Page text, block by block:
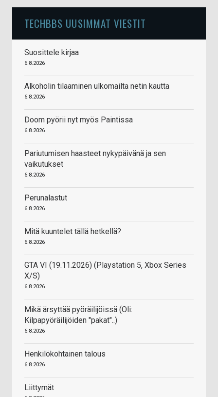
TECHBBS UUSIMMAT VIESTIT
Suosittele kirjaa
6.8.2026
Alkoholin tilaaminen ulkomailta netin kautta
6.8.2026
Doom pyörii nyt myös Paintissa
6.8.2026
Pariutumisen haasteet nykypäivänä ja sen
vaikutukset
6.8.2026
Perunalastut
6.8.2026
Mitä kuuntelet tällä hetkellä?
6.8.2026
GTA VI (19.11.2026) (Playstation 5, Xbox Series
X/S)
6.8.2026
Mikä ärsyttää pyöräilijöissä (Oli:
Kilpapyöräilijöiden "pakat"..)
6.8.2026
Henkilökohtainen talous
6.8.2026
Liittymät